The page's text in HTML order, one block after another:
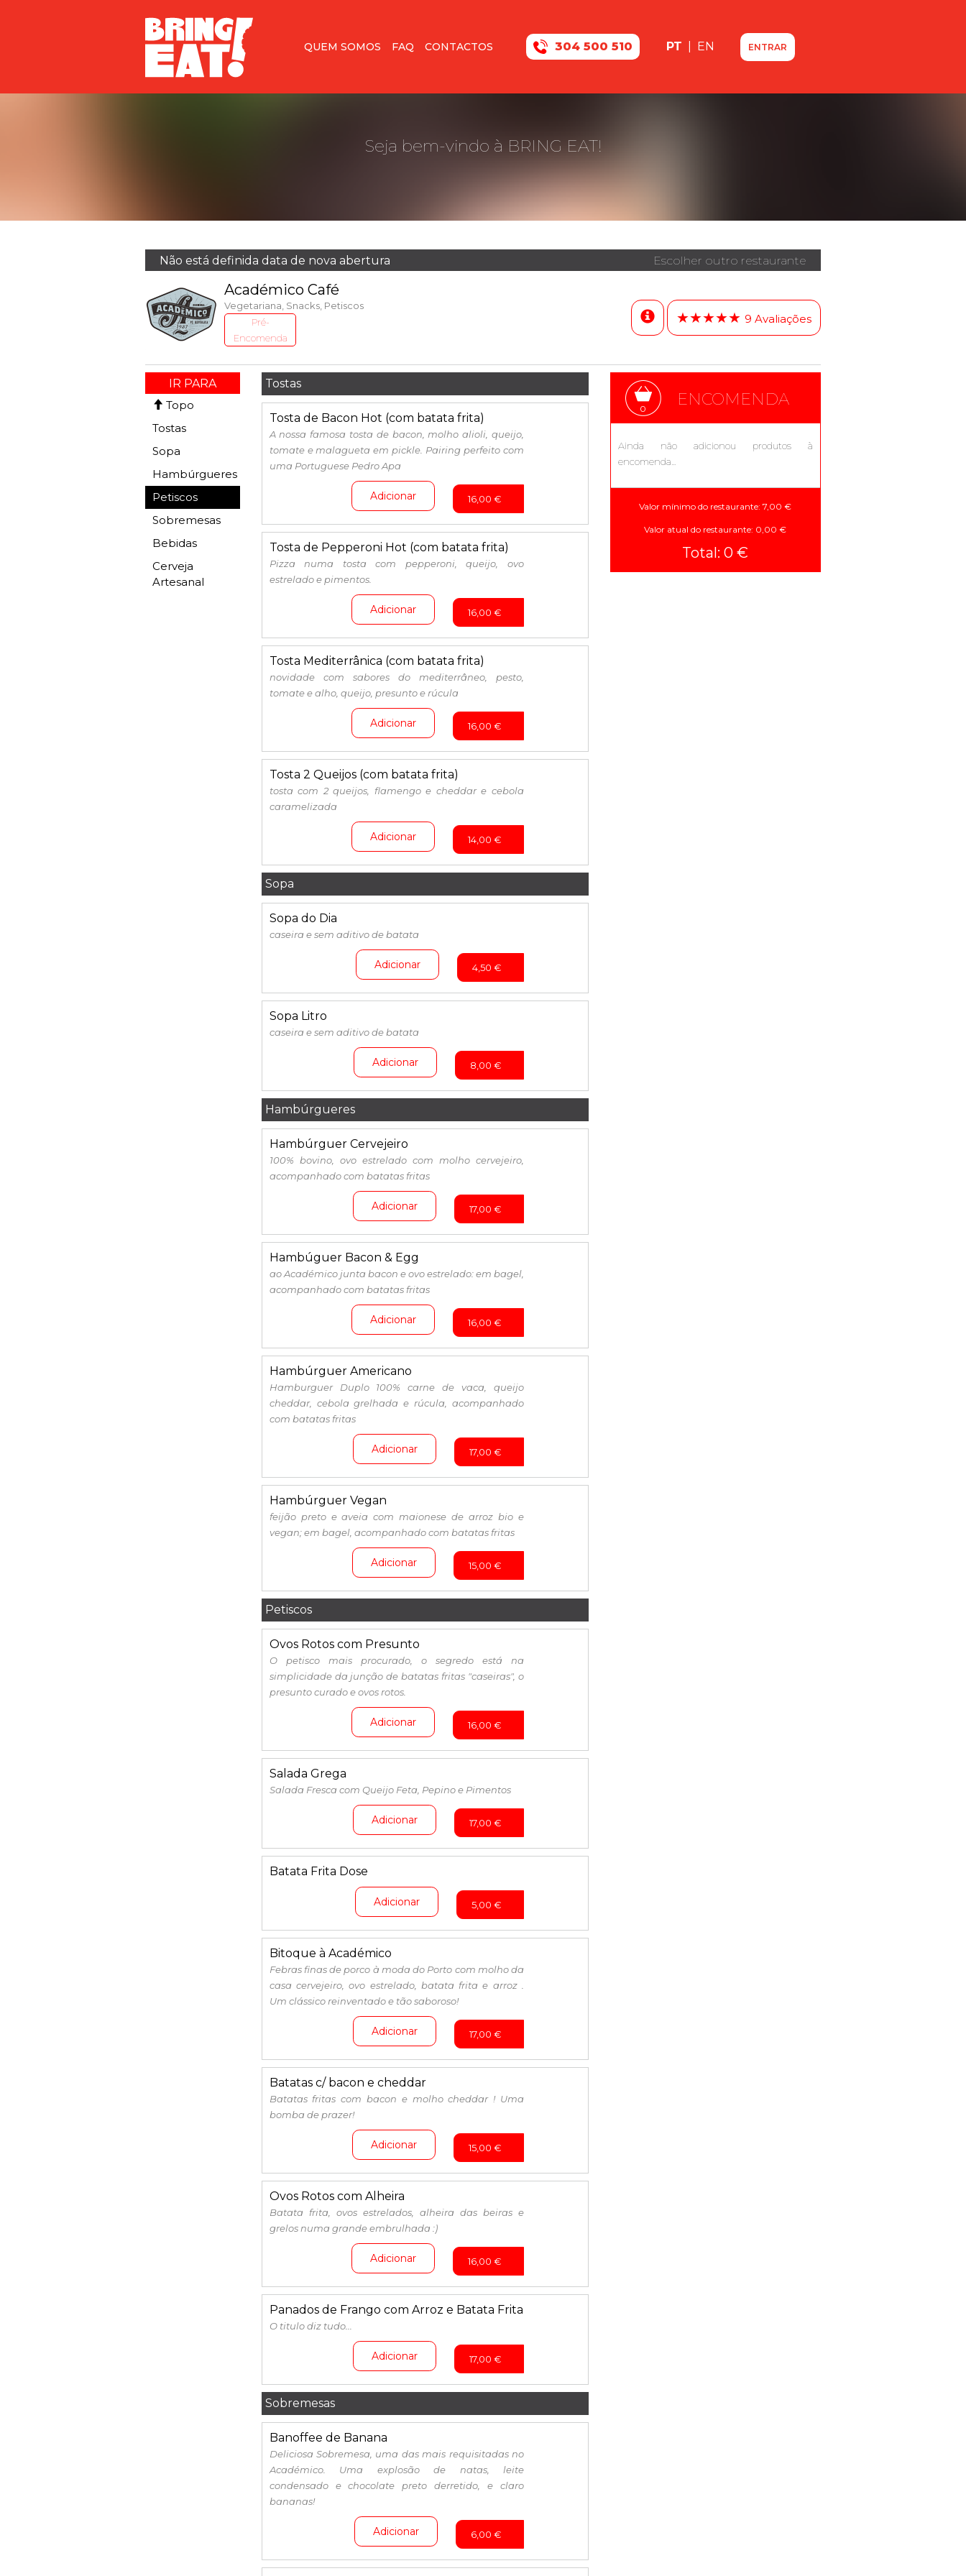
QUEM SOMOS FAQ CONTACTOS 304 500 510 PT EN ENTRAR
Seja bem-vindo à BRING EAT!
Não está definida data de nova abertura Escolher outro restaurante
Académico Café
Vegetariana, Snacks, Petiscos
Pré-
Encomenda
★★★★★ 9 Avaliações
IR PARA
Topo
Tostas
Sopa
Hambúrgueres
Petiscos
Sobremesas
Bebidas
Cerveja
Artesanal
Tostas
Tosta de Bacon Hot (com batata frita)
A nossa famosa tosta de bacon, molho alioli, queijo,
tomate e malagueta em pickle. Pairing perfeito com
uma Portuguese Pedro Apa
16,00 €
Adicionar
Tosta de Pepperoni Hot (com batata frita)
Pizza numa tosta com pepperoni, queijo, ovo
estrelado e pimentos.
16,00 €
Adicionar
Tosta Mediterrânica (com batata frita)
novidade com sabores do mediterrâneo, pesto,
tomate e alho, queijo, presunto e rúcula
16,00 €
Adicionar
Tosta 2 Queijos (com batata frita)
tosta com 2 queijos, flamengo e cheddar e cebola
caramelizada
14,00 €
Adicionar
Sopa
Sopa do Dia
caseira e sem aditivo de batata
4,50 €
Adicionar
Sopa Litro
caseira e sem aditivo de batata
8,00 €
Adicionar
Hambúrgueres
Hambúrguer Cervejeiro
100% bovino, ovo estrelado com molho cervejeiro,
acompanhado com batatas fritas
17,00 €
Adicionar
Hambúguer Bacon & Egg
ao Académico junta bacon e ovo estrelado: em bagel,
acompanhado com batatas fritas
16,00 €
Adicionar
Hambúrguer Americano
Hamburguer Duplo 100% carne de vaca, queijo
cheddar, cebola grelhada e rúcula, acompanhado
com batatas fritas
17,00 €
Adicionar
Hambúrguer Vegan
feijão preto e aveia com maionese de arroz bio e
vegan; em bagel, acompanhado com batatas fritas
15,00 €
Adicionar
Petiscos
Ovos Rotos com Presunto
O petisco mais procurado, o segredo está na
simplicidade da junção de batatas fritas "caseiras", o
presunto curado e ovos rotos.
16,00 €
Adicionar
Salada Grega
Salada Fresca com Queijo Feta, Pepino e Pimentos
17,00 €
Adicionar
Batata Frita Dose
5,00 €
Adicionar
Bitoque à Académico
Febras finas de porco à moda do Porto com molho da
casa cervejeiro, ovo estrelado, batata frita e arroz .
Um clássico reinventado e tão saboroso!
17,00 €
Adicionar
Batatas c/ bacon e cheddar
Batatas fritas com bacon e molho cheddar ! Uma
bomba de prazer!
15,00 €
Adicionar
Ovos Rotos com Alheira
Batata frita, ovos estrelados, alheira das beiras e
grelos numa grande embrulhada :)
16,00 €
Adicionar
Panados de Frango com Arroz e Batata Frita
O titulo diz tudo...
17,00 €
Adicionar
Sobremesas
Banoffee de Banana
Deliciosa Sobremesa, uma das mais requisitadas no
Académico. Uma explosão de natas, leite
condensado e chocolate preto derretido, e claro
bananas!
6,00 €
Adicionar
0 ENCOMENDA
Ainda não adicionou produtos à
encomenda...
Valor mínimo do restaurante: 7,00 €
Valor atual do restaurante: 0,00 €
Total: 0 €